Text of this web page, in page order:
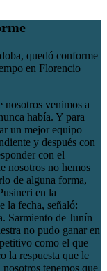
quedó conforme
en Florencio
nosotros venimos a
había. Y para
un mejor equipo
y después con
con el
nosotros no hemos
de alguna forma,
en la
la fecha, señaló:
Sarmiento de Junín
no pudo ganar en
como el que
la respuesta que le
tenemos que